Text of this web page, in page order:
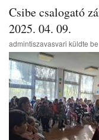
a
04.
09.)
Csibe csalogató
2025. 04. 09.
admintiszavasvari küldte be